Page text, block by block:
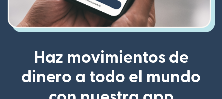
Haz movimientos de
dinero a todo el mundo